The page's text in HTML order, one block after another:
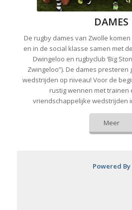
DAMES
De rugby dames van Zwolle
en in de social klasse samen met
Dwingeloo en rugbyclub ‘Big
Zwingeloo”). De dames
wedstrijden op niveau! Voor de
rustig wennen met trainen
vriendschappelijke wedstrijden
Meer
Powered By